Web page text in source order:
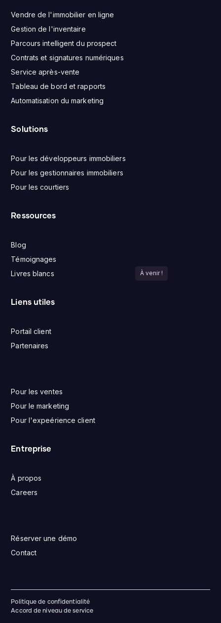
Vendre de l'immobilier en ligne
Gestion de l'inventaire
Parcours intelligent du prospect
Contrats et signatures numériques
Service après-vente
Tableau de bord et rapports
Automatisation du marketing
Solutions
Pour les développeurs immobiliers
Pour les gestionnaires immobiliers
Pour les courtiers
Ressources
Blog
Témoignages
Livres blancs
À venir !
Liens utiles
Portail client
Partenaires
Pour les ventes
Pour le marketing
Pour l'expeérience client
Entreprise
À propos
Careers
Réserver une démo
Contact
Politique de confidentialité
Accord de niveau de service